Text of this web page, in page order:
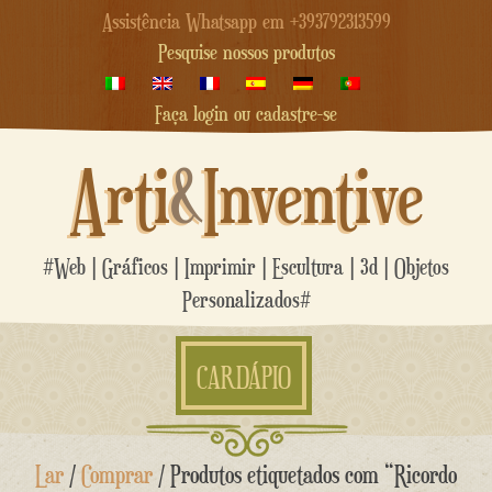
Assistência Whatsapp em +393792313599
Pesquise nossos produtos
Faça login ou cadastre-se
Arti&Inventive
#Web | Gráficos | Imprimir | Escultura | 3d | Objetos
Personalizados#
CARDÁPIO
Ir
para
Lar /Comprar / Produtos etiquetados com “Ricordo